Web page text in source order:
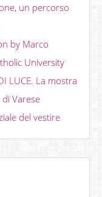
un percorso
by Marco
University
LUCE. La mostra
Varese
del vestire